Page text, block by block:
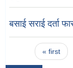
बसाई सराई दर्ता
Pages« first